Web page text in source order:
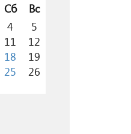
Сб
Вс
4
5
11
12
18
19
25
26